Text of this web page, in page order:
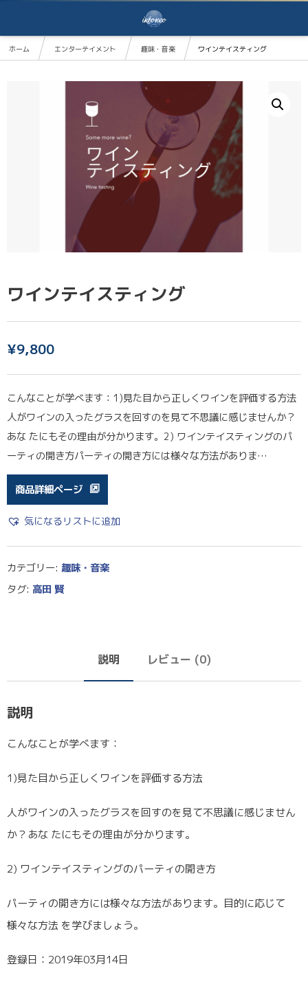
ホーム エンターテイメント 趣味・音楽 ワインテイスティング
ワインテイスティング
¥9,800
こんなことが学べます：1)見た目から正しくワインを評価する方法
人がワインの入ったグラスを回すのを見て不思議に感じませんか？
あな たにもその理由が分かります。2) ワインテイスティングのパ
ーティの開き方パーティの開き方には様々な方法がありま…
商品詳細ページ
気になるリストに追加
カテゴリー: 趣味・音楽
タグ: 高田 賢
説明 レビュー (0)
説明
こんなことが学べます：
1)見た目から正しくワインを評価する方法
人がワインの入ったグラスを回すのを見て不思議に感じません
か？あな たにもその理由が分かります。
2) ワインテイスティングのパーティの開き方
パーティの開き方には様々な方法があります。目的に応じて
様々な方法 を学びましょう。
登録日：2019年03月14日